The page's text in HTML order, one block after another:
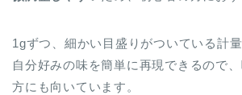
1gずつ、細かい目盛りがついている計
自分好みの味を簡単に再現できるので
方にも向いています。